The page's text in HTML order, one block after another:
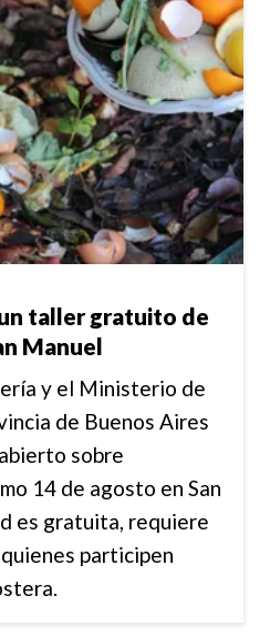
taller gratuito de
Manuel
y el Ministerio de
de Buenos Aires
sobre
14 de agosto en San
es gratuita, requiere
participen